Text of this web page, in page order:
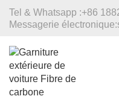
Tel & Whatsapp :+86
Messagerie électronique: